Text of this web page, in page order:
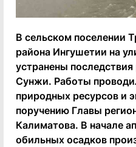
В сельском поселении
района Ингушетии на
устранены
Сунжи. Работы
природных ресурсов и
поручению Главы
Калиматова. В начале
обильных осадков